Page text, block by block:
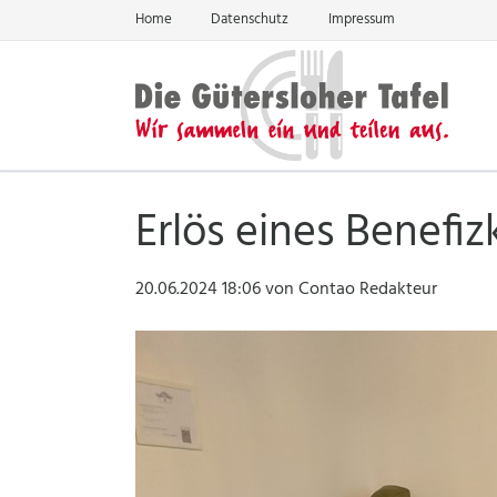
Home Datenschutz Impressum
Erlös eines
20.06.2024 18:06von Contao Redakteur